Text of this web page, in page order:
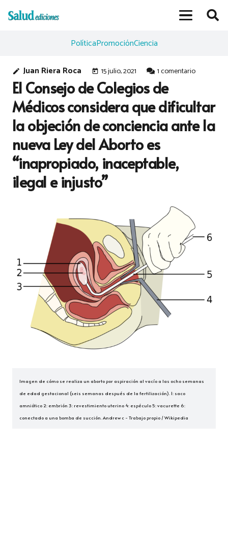
PolíticaPromociónCiencia
edit Juan Riera Roca today 15 julio, 2021 1comentario
El Consejo de Colegios de
Médicos considera que dificultar
la objeción de conciencia ante la
nueva Ley del Aborto es
“inapropiado, inaceptable,
ilegal e injusto”
Imagen de cómo se realiza un aborto por aspiración al vacío a las ocho semanas
de edad gestacional (seis semanas después de la fertilización). 1: saco
amniótico 2: embrión 3: revestimiento uterino 4: espéculo 5: vacurette 6:
conectado a una bomba de succión. Andrew c - Trabajo propio / Wikipedia